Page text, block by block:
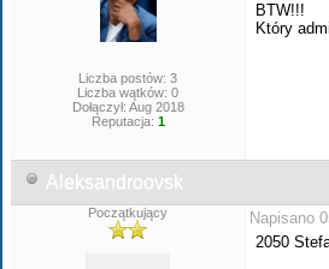
Liczba postów: 3
Liczba wątków: 0
Dołączył: Aug 2018
Reputacja: 1
BTW!!!
Który
Aleksandroovsk
Początkujący
Napisano
2050